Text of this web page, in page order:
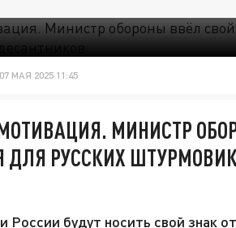
07 МАЯ 2025 11:45
МИНИСТР
ДЛЯ РУССКИХ
будут носить свой знак